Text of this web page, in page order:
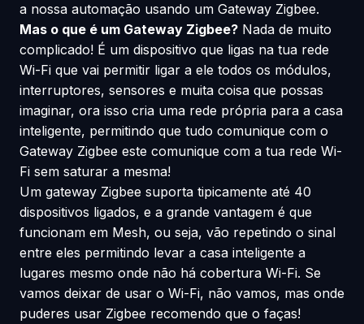
a nossa automação usando um Gateway Zigbee.
Mas o que é um Gateway Zigbee? Nada de muito
complicado! É um dispositivo que ligas na tua rede
Wi-Fi que vai permitir ligar a ele todos os módulos,
interruptores, sensores e muita coisa que possas
imaginar, ora isso cria uma rede própria para a casa
inteligente, permitindo que tudo comunique com o
Gateway Zigbee este comunique com a tua rede Wi-
Fi sem saturar a mesma!
Um gateway Zigbee suporta tipicamente até 40
dispositivos ligados, e a grande vantagem é que
funcionam em Mesh, ou seja, vão repetindo o sinal
entre eles permitindo levar a casa inteligente a
lugares mesmo onde não há cobertura Wi-Fi. Se
vamos deixar de usar o Wi-Fi, não vamos, mas onde
puderes usar Zigbee recomendo que o faças!